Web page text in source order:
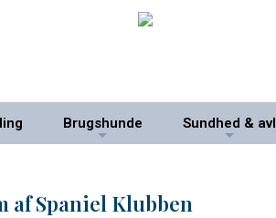
Brugshunde Sundhed & avl
af Spaniel Klubben